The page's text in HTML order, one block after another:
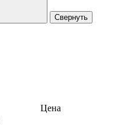
Свернуть
Цена